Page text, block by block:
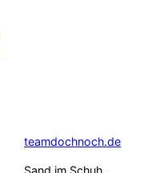
teamdochnoch.de
Sand im Schuh,